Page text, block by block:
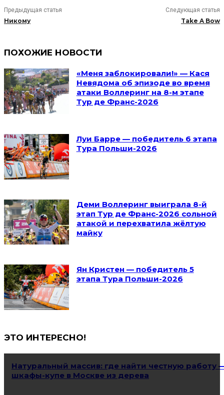
Предыдущая статья
Никому
Следующая статья
Take A Bow
ПОХОЖИЕ НОВОСТИ
«Меня заблокировали!» — Кася
Невядома об эпизоде во время
атаки Воллеринг на 8-м этапе
Тур де Франс-2026
Луи Барре — победитель 6 этапа
Тура Польши-2026
Деми Воллеринг выиграла 8-й
этап Тур де Франс-2026 сольной
атакой и перехватила жёлтую
майку
Ян Кристен — победитель 5
этапа Тура Польши-2026
ЭТО ИНТЕРЕСНО!
Натуральный массив: где найти честную работу
шкафы-купе в Москве из дерева